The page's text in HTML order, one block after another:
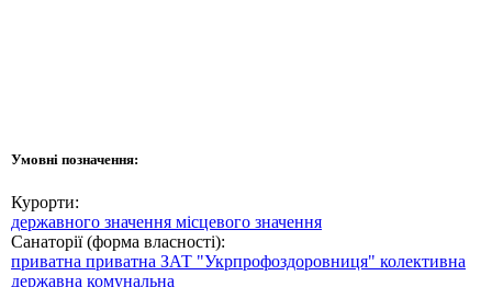
Умовні позначення:
Курорти:
державного значення місцевого значення
Санаторії (форма власності):
приватна приватна ЗАТ "Укрпрофоздоровниця" колективна
державна комунальна